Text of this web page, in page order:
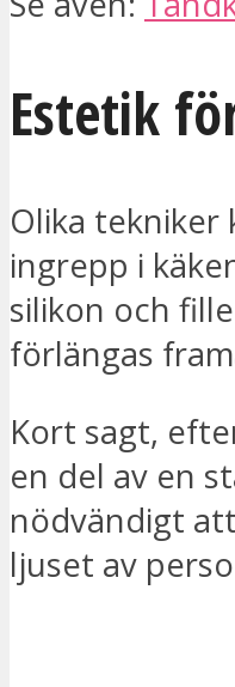
Estetik
Olika tekniker
ingrepp i
silikon och
förlängas
Kort sagt,
en del av en
nödvändigt
ljuset av